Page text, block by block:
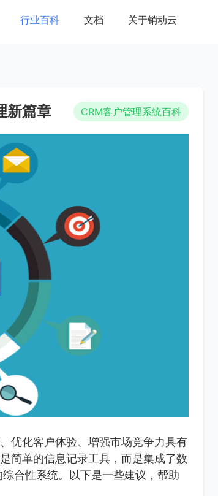
行业百科 文档 关于销动云
新篇章 CRM客户管理系统百科
优化客户体验、增强市场竞争力具有
简单的信息记录工具，而是集成了数
合性系统。以下是一些建议，帮助